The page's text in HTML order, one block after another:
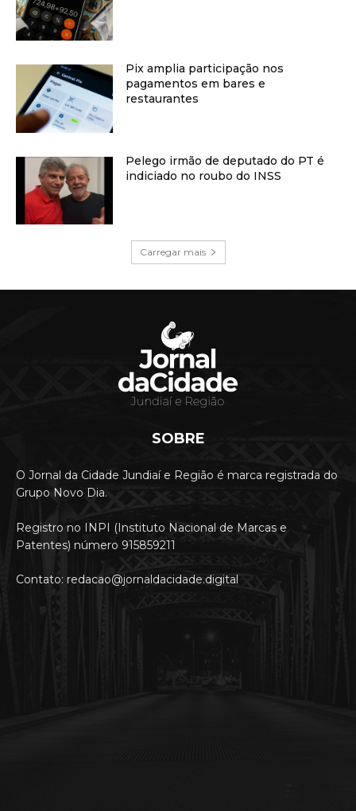
Pix amplia participação nos
pagamentos em bares e
restaurantes
Pelego irmão de deputado do PT é
indiciado no roubo do INSS
Carregar mais
SOBRE
O Jornal da Cidade Jundiaí e Região é marca registrada do
Grupo Novo Dia.
Registro no INPI (Instituto Nacional de Marcas e
Patentes) número 915859211
Contato: redacao@jornaldacidade.digital